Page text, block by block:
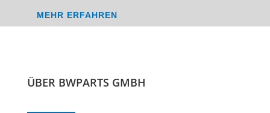
MEHR ERFAHREN
ÜBER BWPARTS GMBH